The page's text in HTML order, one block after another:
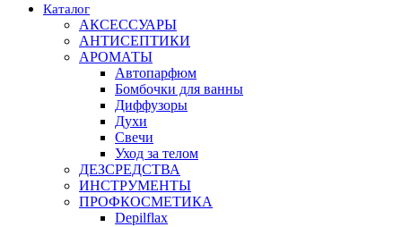
Каталог
АКСЕССУАРЫ
АНТИСЕПТИКИ
АРОМАТЫ
Автопарфюм
Бомбочки для ванны
Диффузоры
Духи
Свечи
Уход за телом
ДЕЗСРЕДСТВА
ИНСТРУМЕНТЫ
ПРОФКОСМЕТИКА
Depilflax